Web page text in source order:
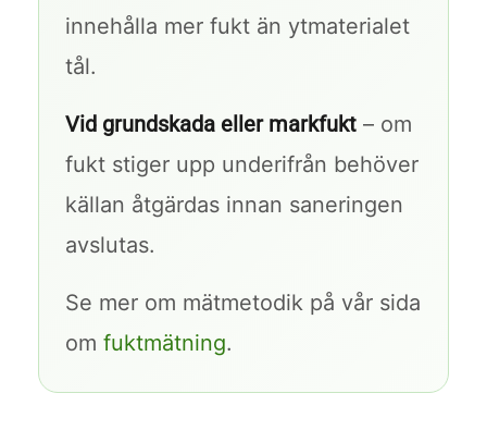
innehålla mer fukt än ytmaterialet
tål.
Vid grundskada eller markfukt– om
fukt stiger upp underifrån behöver
källan åtgärdas innan saneringen
avslutas.
Se mer om mätmetodik på vår sida
om fuktmätning.